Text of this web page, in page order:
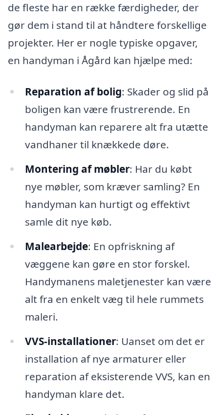
de fleste har en række færdigheder, der
gør dem i stand til at håndtere forskellige
projekter. Her er nogle typiske opgaver,
en handyman i Ågård kan hjælpe med:
Reparation af bolig: Skader og slid på
boligen kan være frustrerende. En
handyman kan reparere alt fra utætte
vandhaner til knækkede døre.
Montering af møbler: Har du købt
nye møbler, som kræver samling? En
handyman kan hurtigt og effektivt
samle dit nye køb.
Malearbejde: En opfriskning af
væggene kan gøre en stor forskel.
Handymanens maletjenester kan være
alt fra en enkelt væg til hele rummets
maleri.
VVS-installationer: Uanset om det er
installation af nye armaturer eller
reparation af eksisterende VVS, kan en
handyman klare det.